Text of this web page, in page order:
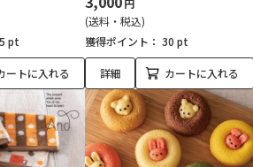
pt
ートに入れる
円
(送料・税込)
獲得ポイント： 30 pt
詳細 カートに入れる